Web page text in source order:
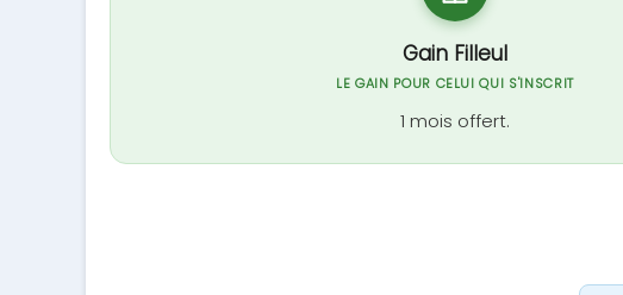
Gain Filleul
LE GAIN POUR CELUI QUI S'INSCRIT
1 mois offert.